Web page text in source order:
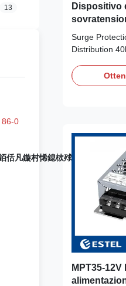
13
86-0
佸凡鏇村悕鎴栨殏鏃朵笉鍙敤
Dispositivo
allarme
Surge
Distribution
M1L385-40 II
is a highly
systems. This
engineered
current and
essential,
MPT35-